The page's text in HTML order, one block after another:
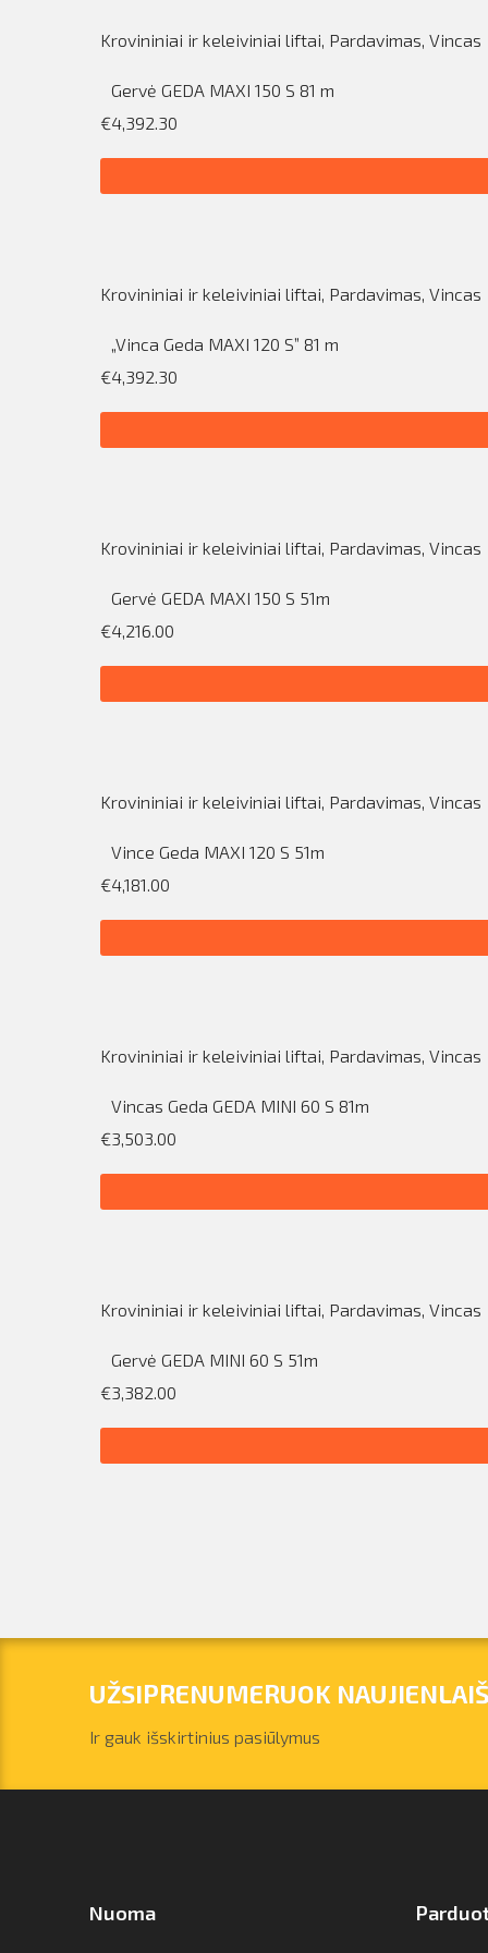
Krovininiai ir keleiviniai liftai, Pardavimas, Vincas
Gervė GEDA MAXI 150 S 81 m
€4,392.30
Krovininiai ir keleiviniai liftai, Pardavimas, Vincas
„Vinca Geda MAXI 120 S” 81 m
€4,392.30
Krovininiai ir keleiviniai liftai, Pardavimas, Vincas
Gervė GEDA MAXI 150 S 51m
€4,216.00
Krovininiai ir keleiviniai liftai, Pardavimas, Vincas
Vince Geda MAXI 120 S 51m
€4,181.00
Krovininiai ir keleiviniai liftai, Pardavimas, Vincas
Vincas Geda GEDA MINI 60 S 81m
€3,503.00
Krovininiai ir keleiviniai liftai, Pardavimas, Vincas
Gervė GEDA MINI 60 S 51m
€3,382.00
UŽSIPRENUMERUOK
Ir gauk išskirtinius pasiūlymus
Nuoma